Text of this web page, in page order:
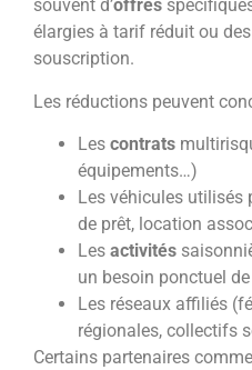
souvent d’offres
élargies à tarif réduit ou
souscription.
Les réductions peuvent
Les contrats
équipements…)
Les véhicules utilisés
de prêt, location
Les activités
un besoin ponctuel de
Les réseaux affiliés
régionales, collectifs
Certains partenaires